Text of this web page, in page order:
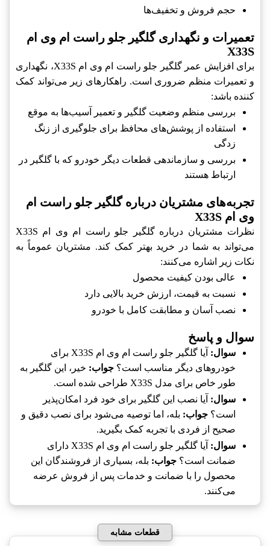
حجم فروش و تخفیف‌ها
تعمیرات و نگهداری گلگیر جلو راست ام وی ام
X33S
برای افزایش عمر گلگیر جلو راست ام وی ام X33S، نگهداری
و تعمیرات منظم ضروری است. راهکارهای زیر می‌تواند کمک
کننده باشد:
بررسی منظم وضعیت گلگیر و تعمیر آسیب‌ها به موقع
استفاده از پوشش‌های محافظ برای جلوگیری از زنگ
زدگی
بررسی و سازماندهی قطعات دیگر خودرو که با گلگیر در
ارتباط هستند
تجربه‌های مشتریان درباره گلگیر جلو راست ام
وی ام X33S
نظرات مشتریان درباره گلگیر جلو راست ام وی ام X33S
می‌تواند به شما در خرید بهتر کمک کند. مشتریان عموماً به
نکات زیر اشاره می‌کنند:
عالی بودن کیفیت محصول
نسبت به قیمت، ارزش خرید بالایی دارد
نصب آسان و مطابقت کامل با خودرو
سوال و پاسخ
سوال:
آیا گلگیر جلو راست ام وی ام X33S برای
خودروهای دیگر مناسب است؟ جواب: خیر، این گلگیر به
طور خاص برای مدل X33S طراحی شده است.
سوال: آیا نصب این گلگیر برای خود فرد امکان‌پذیر
است؟ جواب: بله، اما توصیه می‌شود برای نصب دقیق و
صحیح از فردی با تجربه کمک بگیرید.
سوال:
آیا گلگیر جلو راست ام وی ام X33S دارای
ضمانت است؟ جواب: بله، بسیاری از فروشندگان این
محصول را با ضمانت و خدمات پس از فروش عرضه
می‌کنند.
قطعات مشابه